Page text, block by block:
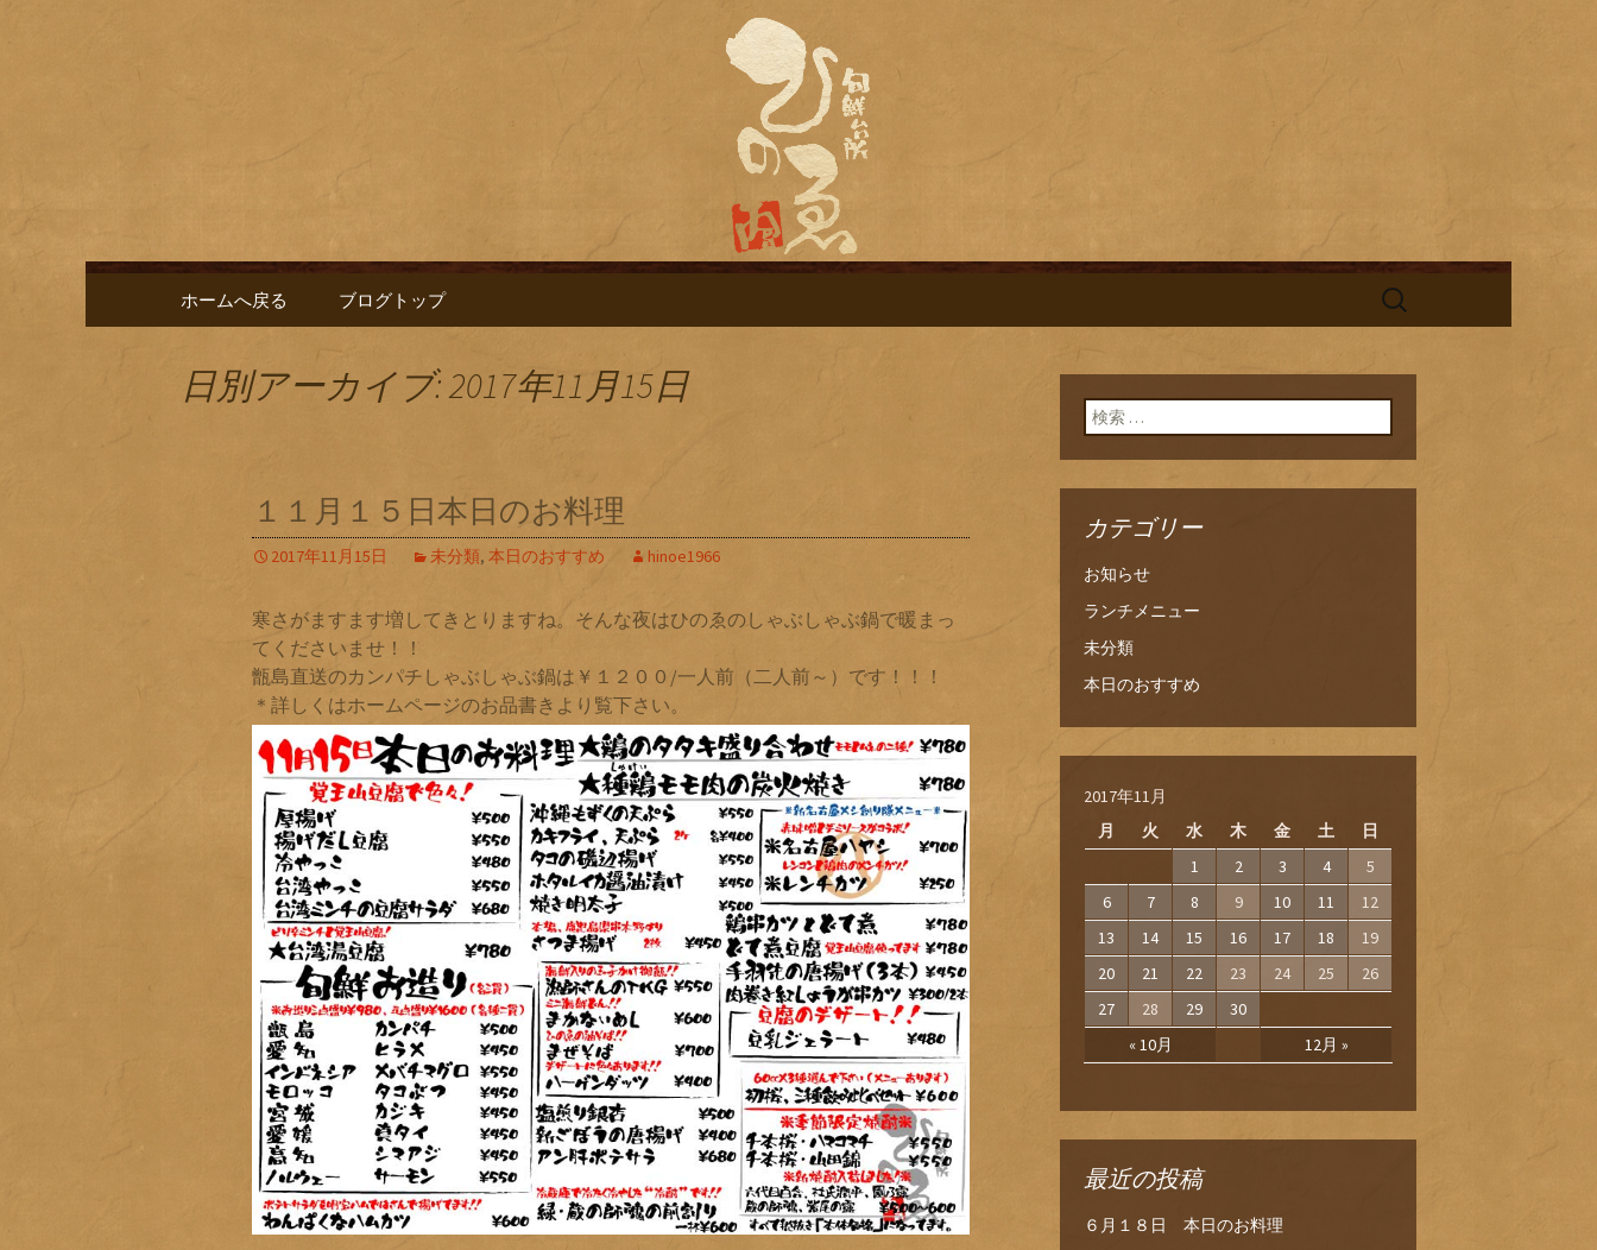
名古屋市栄にある居酒屋「旬鮮台所ひの
名古屋市栄にある居酒屋「旬鮮台所ひのゑ（ひのえ）」。豊富な焼酎と海鮮料理を中心とした、お酒
に合う肴を楽しめるお店です。季節で変わるおすすめメニューや日替わりランチの新着情報を随時更
コンテンツへ移動
ホームへ戻る ブログトップ
検
日別アーカイブ: 2017年11月15日
１１月１５日本日のお料理
2017年11月15日 未分類, 本日のおすすめ hinoe1966
寒さがますます増してきとりますね。そんな夜はひのゑのしゃぶしゃぶ鍋で暖まっ
てくださいませ！！
甑島直送のカンパチしゃぶしゃぶ鍋は￥１２００/一人前（二人前～）です！！！
＊詳しくはホームページのお品書きより覧下さい。
検索:
カテゴリー
お知らせ
ランチメニュー
未分類
本日のおすすめ
2017年11月
月
火 水 木 金 土 日
« 10月 12月 »
1 2 3 4
5
6
7 8 9 10 11
12
13
14 15 16 17 18
19
20
21 22 23 24 25
26
27
28 29 30
最近の投稿
６月１８日 本日のお料理